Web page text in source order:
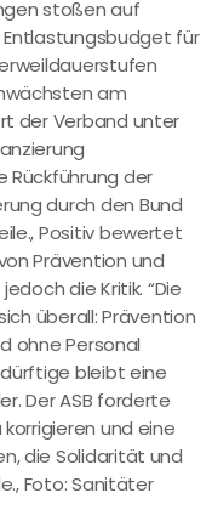
stoßen auf
Entlastungsbudget für
am
der Verband unter
Rückführung der
durch den Bund
Positiv bewertet
Prävention und
die Kritik. “Die
überall: Prävention
ohne Personal
bleibt eine
Der ASB forderte
und eine
die Solidarität und
Foto: Sanitäter